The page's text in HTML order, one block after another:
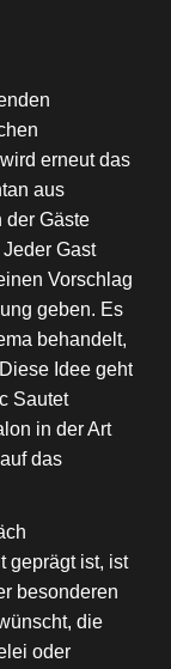
erneut das
aus
der Gäste
Gast
Vorschlag
geben. Es
behandelt,
Idee geht
Sautet
in der Art
das
geprägt ist, ist
besonderen
die
oder